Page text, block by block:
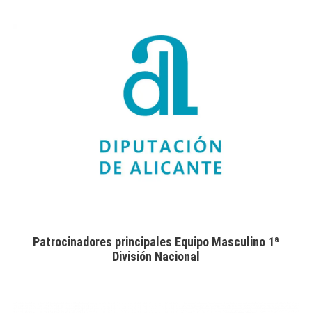
Patrocinadores principales Equipo Masculino 1ª
División Nacional